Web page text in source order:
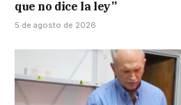
que no dice la ley”
5 de agosto de 2026